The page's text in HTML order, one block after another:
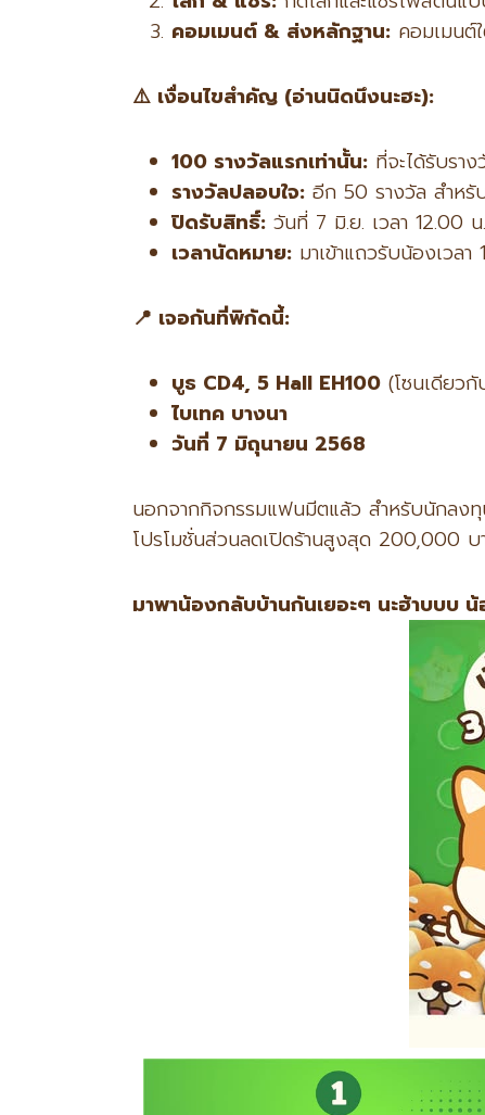
คอมเมนต์ & ส่งหลักฐาน: คอมเมนต์
⚠️ เงื่อนไขสำคัญ (อ่านนิดนึงนะฮะ):
100 รางวัลแรกเท่านั้น: ที่จะได้รับรา
รางวัลปลอบใจ: อีก 50 รางวัล สำหรั
ปิดรับสิทธิ์: วันที่ 7 มิ.ย. เวลา 12.00
เวลานัดหมาย: มาเข้าแถวรับน้องเวล
📍 เจอกันที่พิกัดนี้:
บูธ CD4, 5 Hall EH100 (โซนเดียว
ไบเทค บางนา
วันที่ 7 มิถุนายน 2568
นอกจากกิจกรรมแฟนมีตแล้ว สำหรับนักลงทุ
โปรโมชั่นส่วนลดเปิดร้านสูงสุด 200,000
มาพาน้องกลับบ้านกันเยอะๆ นะฮ้าบบบ